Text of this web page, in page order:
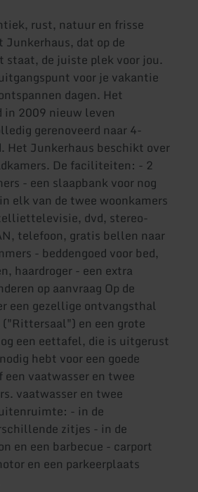
rust, natuur en frisse
dat op de
de juiste plek voor jou.
voor je vakantie
dagen. Het
in 2009 nieuw leven
gerenoveerd naar 4-
Het Junkerhaus beschikt over
De faciliteiten: - 2
- een slaapbank voor nog
elk van de twee woonkamers
dvd, stereo-
telefoon, gratis bellen naar
- beddengoed voor bed,
haardroger - een extra
op aanvraag Op de
een gezellige ontvangsthal
en een grote
een eettafel, die is uitgerust
hebt voor een goede
vaatwasser en twee
vaatwasser en twee
- in de
zitjes - in de
en een barbecue - carport
en een parkeerplaats